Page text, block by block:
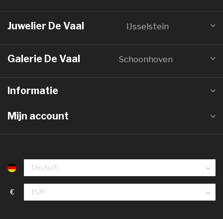
Juwelier De Vaal IJsselstein
Galerie De Vaal Schoonhoven
Informatie
Mijn account
€